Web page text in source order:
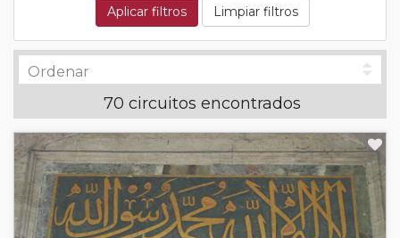
Aplicar filtros Limpiar filtros
70 circuitos encontrados